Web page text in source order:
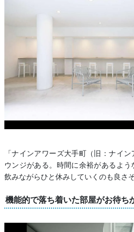
「ナインアワーズ大手町（旧：ナイ
ウンジがある。時間に余裕があるよう
飲みながらひと休みしていくのも良さそ
機能的で落ち着いた部屋がお待ち